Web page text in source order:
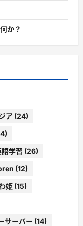
か？
ア (24)
学習 (26)
(12)
姫 (15)
サーバー (14)